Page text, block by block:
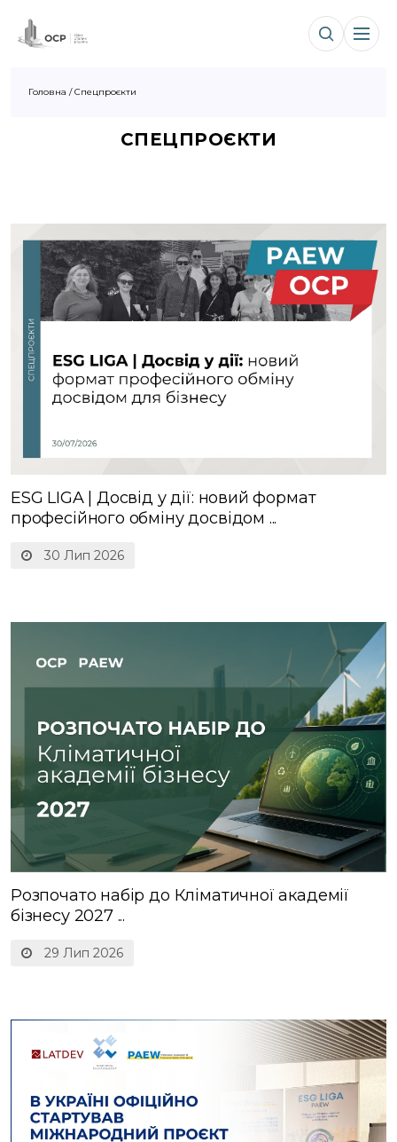
Головна /Спецпроєкти
СПЕЦПРОЄКТИ
30 Лип 2026
ESG LIGA | Досвід у дії: новий формат
професійного обміну досвідом ...
29 Лип 2026
Розпочато набір до Кліматичної академії
бізнесу 2027 ...